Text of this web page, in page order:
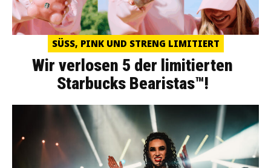
SÜSS, PINK UND STRENG LIMITIERT
Wir verlosen 5 der limitierten
Starbucks Bearistas™!